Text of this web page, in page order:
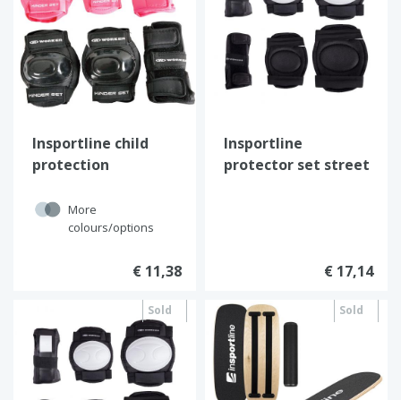
Insportline child
protection
More
colours/options
€ 11,38
Insportline
protector set street
€ 17,14
Sold
out
Sold